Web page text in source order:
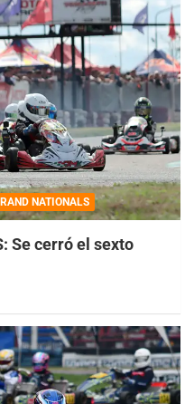
NATIONALS
Se cerró el sexto